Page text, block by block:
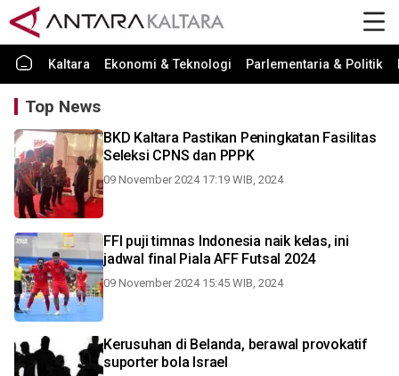
Kaltara Ekonomi & Teknologi Parlementaria & Politik
Top News
BKD Kaltara Pastikan Peningkatan Fasilitas
Seleksi CPNS dan PPPK
09 November 2024 17:19 WIB, 2024
FFI puji timnas Indonesia naik kelas, ini
jadwal final Piala AFF Futsal 2024
09 November 2024 15:45 WIB, 2024
Kerusuhan di Belanda, berawal provokatif
suporter bola Israel